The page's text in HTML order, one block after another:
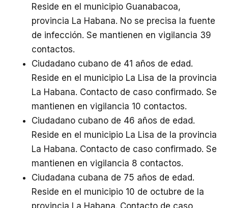
Reside en el municipio Guanabacoa,
provincia La Habana. No se precisa la fuente
de infección. Se mantienen en vigilancia 39
contactos.
Ciudadano cubano de 41 años de edad.
Reside en el municipio La Lisa de la provincia
La Habana. Contacto de caso confirmado. Se
mantienen en vigilancia 10 contactos.
Ciudadano cubano de 46 años de edad.
Reside en el municipio La Lisa de la provincia
La Habana. Contacto de caso confirmado. Se
mantienen en vigilancia 8 contactos.
Ciudadana cubana de 75 años de edad.
Reside en el municipio 10 de octubre de la
provincia La Habana. Contacto de caso